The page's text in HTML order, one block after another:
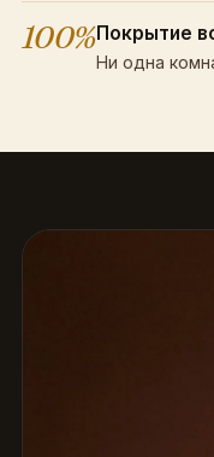
100%Покрытие
Ни одна